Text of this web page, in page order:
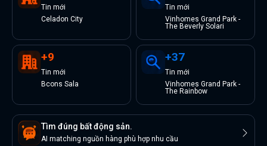
Tin mới
Celadon City
Tin mới
Vinhomes Grand Park -
The Beverly Solari
+9
Tin mới
Bcons Sala
+37
Tin mới
Vinhomes Grand Park -
The Rainbow
Tìm đúng bất động sản.
AI matching nguồn hàng phù hợp nhu cầu